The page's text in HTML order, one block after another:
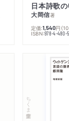
日本詩歌
大岡信著
定価:1,540円 （
ISBN:978-4-480-
ちくま学芸文庫